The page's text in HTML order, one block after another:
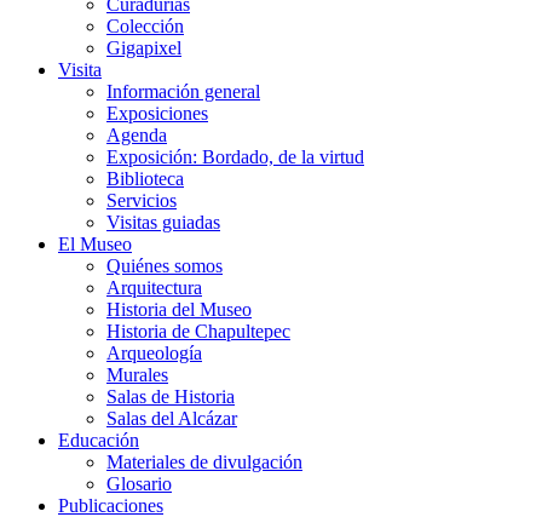
Curadurías
Colección
Gigapixel
Visita
Información general
Exposiciones
Agenda
Exposición: Bordado, de la virtud
Biblioteca
Servicios
Visitas guiadas
El Museo
Quiénes somos
Arquitectura
Historia del Museo
Historia de Chapultepec
Arqueología
Murales
Salas de Historia
Salas del Alcázar
Educación
Materiales de divulgación
Glosario
Publicaciones